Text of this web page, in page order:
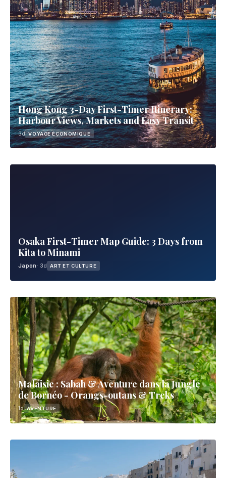
Hong Kong 3-Day First-Timer Itinerary:
Harbour Views, Markets and Easy Transit
3d VOYAGE ÉCONOMIQUE
Osaka First-Timer Map Guide: 3 Days from
Kita to Minami
Japon · 3d ART ET CULTURE
Malaisie : Sabah & Aventure dans la Jungle
de Bornéo - Orangs-outans & Treks
1d AVENTURE